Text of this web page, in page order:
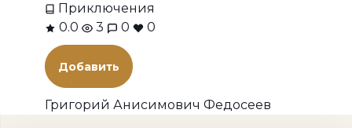
Приключения
0.0
3 0 0
Добавить
Григорий Анисимович Федосеев